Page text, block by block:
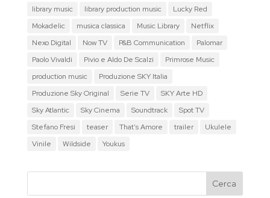
library music
library production music
Lucky Red
Mokadelic
musica classica Music Library
Netflix
Nexo Digital
Now TV P&B Communication
Palomar
Paolo Vivaldi
Pivio e Aldo De Scalzi
Primrose Music
production music
Produzione SKY Italia
Produzione Sky Original
Serie TV
SKY Arte HD
Sky Atlantic
Sky Cinema Soundtrack
Spot TV
Stefano Fresi
teaser That's Amore trailer
Ukulele
Vinile
Wildside Youkus